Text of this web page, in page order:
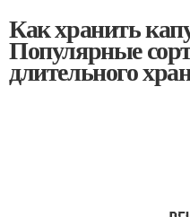
Как хранить
Популярные
длительного